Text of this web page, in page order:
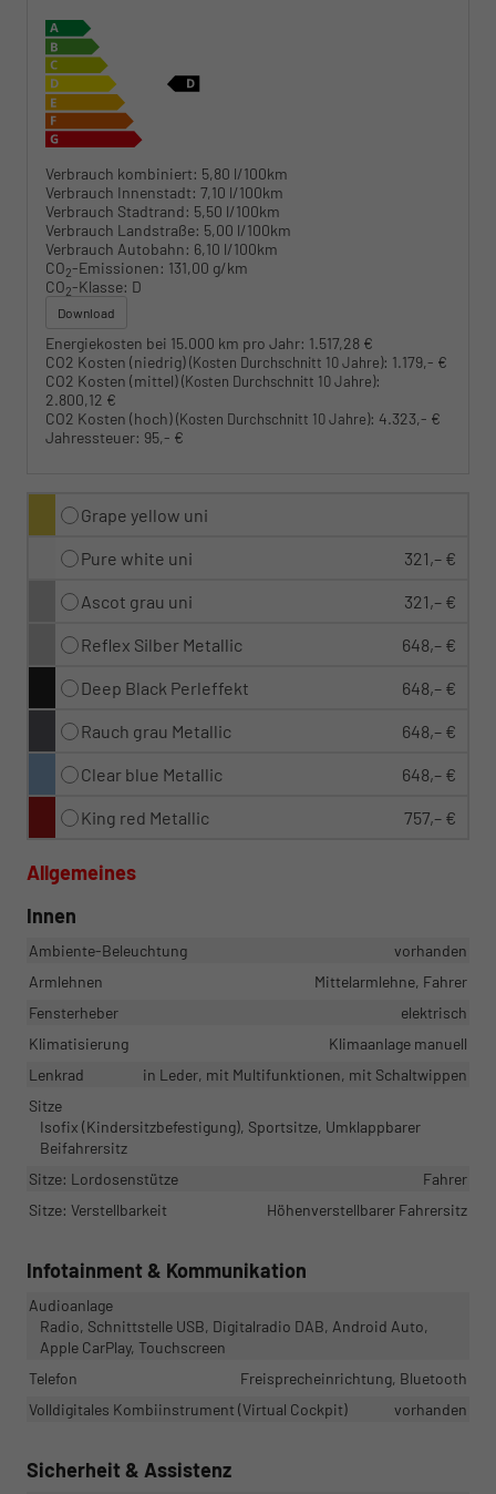
Verbrauch kombiniert: 5,80 l/100km
Verbrauch Innenstadt: 7,10 l/100km
Verbrauch Stadtrand: 5,50 l/100km
Verbrauch Landstraße: 5,00 l/100km
Verbrauch Autobahn: 6,10 l/100km
CO2-Emissionen: 131,00 g/km
CO2-Klasse: D
Download
Energiekosten bei 15.000 km pro Jahr: 1.517,28 €
CO2 Kosten (niedrig)(Kosten Durchschnitt 10 Jahre): 1.179,- €
CO2 Kosten (mittel)(Kosten Durchschnitt 10 Jahre):
2.800,12 €
CO2 Kosten (hoch)(Kosten Durchschnitt 10 Jahre): 4.323,- €
Jahressteuer: 95,- €
Grape yellow uni
Pure white uni 321,– €
Ascot grau uni 321,– €
Reflex Silber Metallic 648,– €
Deep Black Perleffekt 648,– €
Rauch grau Metallic 648,– €
Clear blue Metallic 648,– €
King red Metallic 757,– €
Allgemeines
Innen
Ambiente-Beleuchtung
vorhanden
Armlehnen
Mittelarmlehne, Fahrer
Fensterheber
elektrisch
Klimatisierung
Klimaanlage manuell
Lenkrad
in Leder, mit Multifunktionen, mit Schaltwippen
Sitze
Isofix (Kindersitzbefestigung), Sportsitze, Umklappbarer
Beifahrersitz
Sitze: Lordosenstütze
Fahrer
Sitze: Verstellbarkeit
Höhenverstellbarer Fahrersitz
Infotainment & Kommunikation
Audioanlage
Radio, Schnittstelle USB, Digitalradio DAB, Android Auto,
Apple CarPlay, Touchscreen
Telefon
Freisprecheinrichtung, Bluetooth
Volldigitales Kombiinstrument (Virtual Cockpit)
vorhanden
Sicherheit & Assistenz